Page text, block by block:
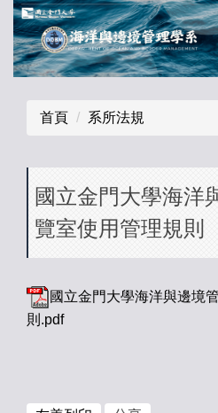
跳
到
主
要
首頁 系所法規
國立金門大學海洋
覽室使用管理規則
國立金門大學海洋與邊境
則.pdf